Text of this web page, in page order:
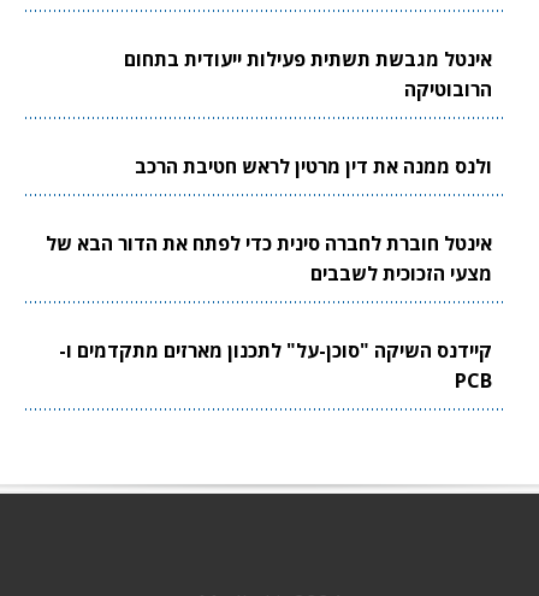
אינטל מגבשת תשתית פעילות ייעודית בתחום
הרובוטיקה
ולנס ממנה את דין מרטין לראש חטיבת הרכב
אינטל חוברת לחברה סינית כדי לפתח את הדור הבא של
מצעי הזכוכית לשבבים
קיידנס השיקה "סוכן-על" לתכנון מארזים מתקדמים ו-
PCB